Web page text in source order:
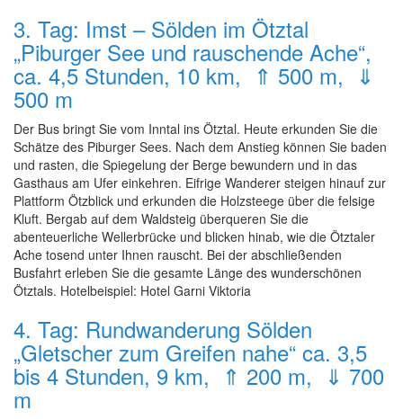
3. Tag: Imst – Sölden im Ötztal
„Piburger See und rauschende Ache“,
ca. 4,5 Stunden, 10 km, ⇑ 500 m, ⇓
500 m
Der Bus bringt Sie vom Inntal ins Ötztal. Heute erkunden Sie die
Schätze des Piburger Sees. Nach dem Anstieg können Sie baden
und rasten, die Spiegelung der Berge bewundern und in das
Gasthaus am Ufer einkehren. Eifrige Wanderer steigen hinauf zur
Plattform Ötzblick und erkunden die Holzsteege über die felsige
Kluft. Bergab auf dem Waldsteig überqueren Sie die
abenteuerliche Wellerbrücke und blicken hinab, wie die Ötztaler
Ache tosend unter Ihnen rauscht. Bei der abschließenden
Busfahrt erleben Sie die gesamte Länge des wunderschönen
Ötztals. Hotelbeispiel: Hotel Garni Viktoria
4. Tag: Rundwanderung Sölden
„Gletscher zum Greifen nahe“ ca. 3,5
bis 4 Stunden, 9 km, ⇑ 200 m, ⇓ 700
m